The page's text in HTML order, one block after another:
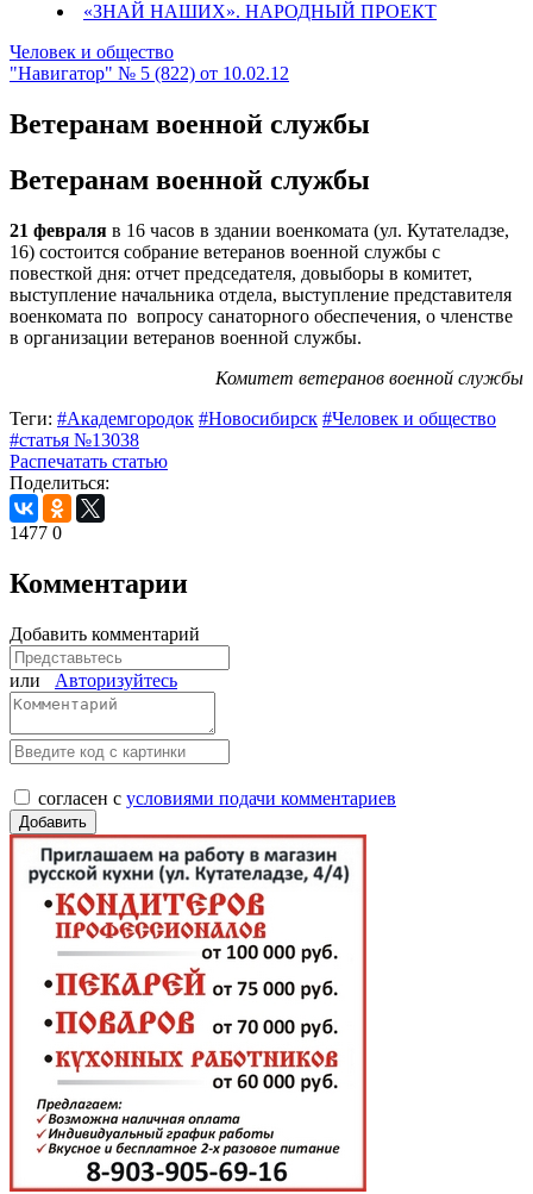
«ЗНАЙ НАШИХ». НАРОДНЫЙ ПРОЕКТ
Человек и общество
"Навигатор" № 5 (822) от 10.02.12
Ветеранам военной службы
Ветеранам военной службы
21 февраля в 16 часов в здании военкомата (ул. Кутателадзе,
16) состоится собрание ветеранов военной службы с
повесткой дня: отчет председателя, довыборы в комитет,
выступление начальника отдела, выступление представителя
военкомата по вопросу санаторного обеспечения, о членстве
в организации ветеранов военной службы.
Комитет ветеранов военной службы
Теги: #Академгородок #Новосибирск #Человек и общество
#статья №13038
Распечатать статью
Поделиться:
1477 0
Комментарии
Добавить комментарий
или Авторизуйтесь
согласен с условиями подачи комментариев